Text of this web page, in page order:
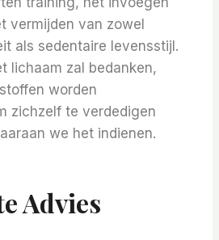
vermijden van zowel
als sedentaire levensstijl.
lichaam zal bedanken,
worden
zichzelf te verdedigen
we het indienen.
Advies